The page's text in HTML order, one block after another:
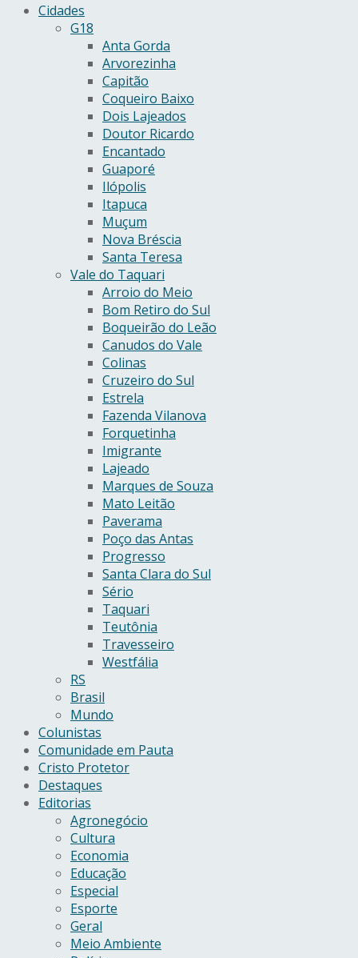
Cidades
G18
Anta Gorda
Arvorezinha
Capitão
Coqueiro Baixo
Dois Lajeados
Doutor Ricardo
Encantado
Guaporé
Ilópolis
Itapuca
Muçum
Nova Bréscia
Santa Teresa
Vale do Taquari
Arroio do Meio
Bom Retiro do Sul
Boqueirão do Leão
Canudos do Vale
Colinas
Cruzeiro do Sul
Estrela
Fazenda Vilanova
Forquetinha
Imigrante
Lajeado
Marques de Souza
Mato Leitão
Paverama
Poço das Antas
Progresso
Santa Clara do Sul
Sério
Taquari
Teutônia
Travesseiro
Westfália
RS
Brasil
Mundo
Colunistas
Comunidade em Pauta
Cristo Protetor
Destaques
Editorias
Agronegócio
Cultura
Economia
Educação
Especial
Esporte
Geral
Meio Ambiente